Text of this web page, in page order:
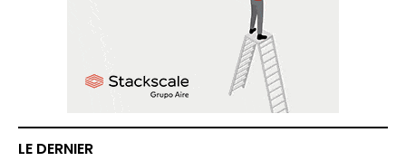
LE DERNIER